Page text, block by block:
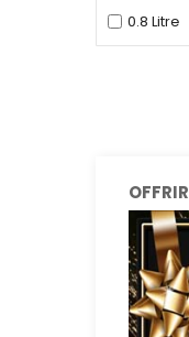
0.8 Litre